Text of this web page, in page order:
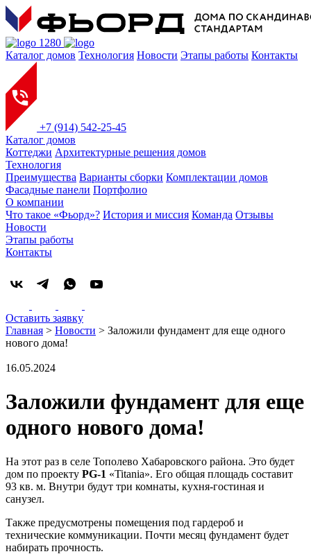
Каталог домов Технология Новости Этапы работы Контакты
+7 (914) 542-25-45
Каталог домов
Коттеджи Архитектурные решения домов
Технология
Преимущества Варианты сборки Комплектации домов
Фасадные панели Портфолио
О компании
Что такое «Фьорд»? История и миссия Команда Отзывы
Новости
Этапы работы
Контакты
Оставить заявку
Главная > Новости > Заложили фундамент для еще одного
нового дома!
16.05.2024
Заложили фундамент для еще
одного нового дома!
На этот раз в селе Тополево Хабаровского района. Это будет
дом по проекту PG-1 «Titania». Его общая площадь составит
93 кв. м. Внутри будут три комнаты, кухня-гостиная и
санузел.
Также предусмотрены помещения под гардероб и
технические коммуникации. Почти месяц фундамент будет
набирать прочность.